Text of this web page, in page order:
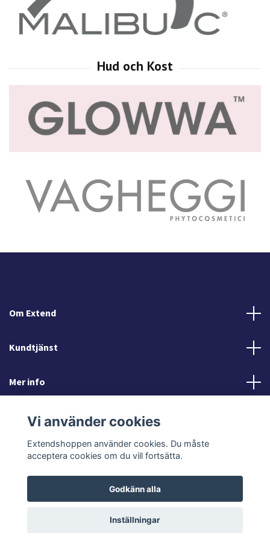
Om Extend
Kundtjänst
Mer info
Sociala medier
© 2026 Extendshoppen
Vi använder cookies
Extendshoppen använder cookies. Du måste
acceptera cookies om du vill fortsätta.
Godkänn alla
Inställningar